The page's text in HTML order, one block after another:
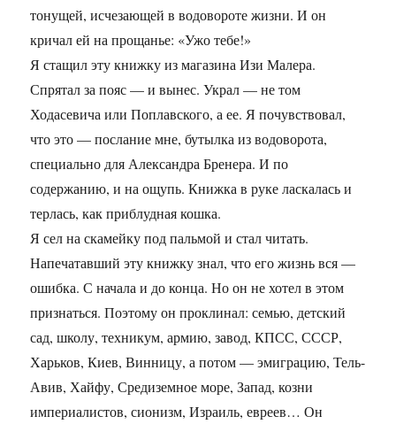
тонущей, исчезающей в водовороте жизни. И он
кричал ей на прощанье: «Ужо тебе!»
Я стащил эту книжку из магазина Изи Малера.
Спрятал за пояс — и вынес. Украл — не том
Ходасевича или Поплавского, а ее. Я почувствовал,
что это — послание мне, бутылка из водоворота,
специально для Александра Бренера. И по
содержанию, и на ощупь. Книжка в руке ласкалась и
терлась, как приблудная кошка.
Я сел на скамейку под пальмой и стал читать.
Напечатавший эту книжку знал, что его жизнь вся —
ошибка. С начала и до конца. Но он не хотел в этом
признаться. Поэтому он проклинал: семью, детский
сад, школу, техникум, армию, завод, КПСС, СССР,
Харьков, Киев, Винницу, а потом — эмиграцию, Тель-
Авив, Хайфу, Средиземное море, Запад, козни
империалистов, сионизм, Израиль, евреев… Он